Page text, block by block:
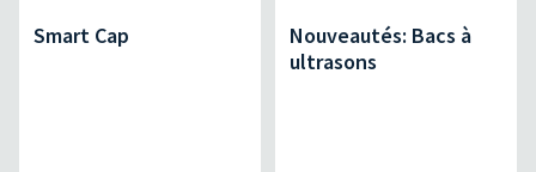
Smart Cap
Nouveautés: Bacs à
ultrasons